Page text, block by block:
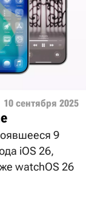
10 сентября 2025
9
iOS 26,
watchOS 26